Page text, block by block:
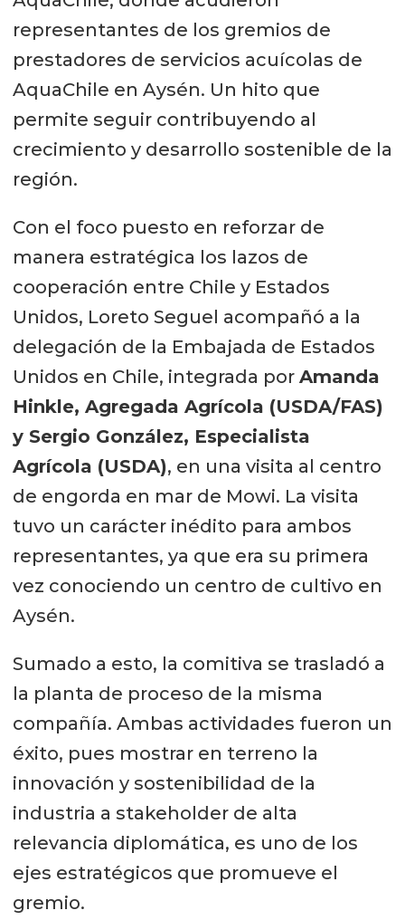
representantes de los gremios de
prestadores de servicios acuícolas de
AquaChile en Aysén. Un hito que
permite seguir contribuyendo al
crecimiento y desarrollo sostenible de la
región.
Con el foco puesto en reforzar de
manera estratégica los lazos de
cooperación entre Chile y Estados
Unidos, Loreto Seguel acompañó a la
delegación de la Embajada de Estados
Unidos en Chile, integrada por Amanda
Hinkle, Agregada Agrícola (USDA/FAS)
y Sergio González, Especialista
Agrícola (USDA), en una visita al centro
de engorda en mar de Mowi. La visita
tuvo un carácter inédito para ambos
representantes, ya que era su primera
vez conociendo un centro de cultivo en
Aysén.
Sumado a esto, la comitiva se trasladó a
la planta de proceso de la misma
compañía. Ambas actividades fueron un
éxito, pues mostrar en terreno la
innovación y sostenibilidad de la
industria a stakeholder de alta
relevancia diplomática, es uno de los
ejes estratégicos que promueve el
gremio.